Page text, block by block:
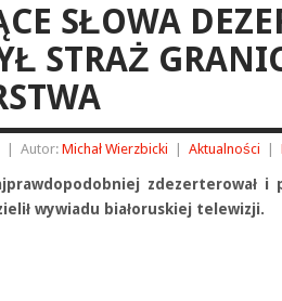
SŁOWA
STRAŻ
Autor: Michał Wierzbicki Aktualności
zdezerterował i
wywiadu białoruskiej telewizji.